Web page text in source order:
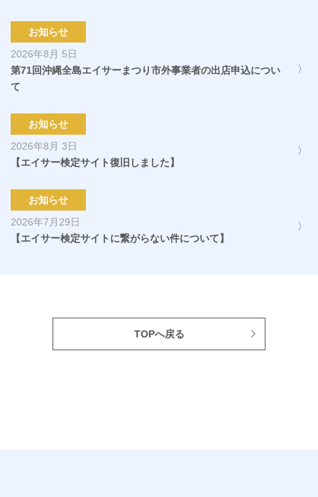
お知らせ
2026年8月 5日
第71回沖縄全島エイサーまつり市外事業者の出店申込につい
て
お知らせ
2026年8月 3日
【エイサー検定サイト復旧しました】
お知らせ
2026年7月29日
【エイサー検定サイトに繋がらない件について】
TOPへ戻る